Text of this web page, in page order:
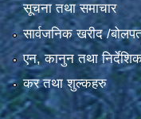
सूचना तथा समाचार
सार्वजनिक खरीद /
एन, कानुन तथा
कर तथा शुल्कहरु